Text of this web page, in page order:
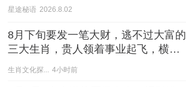
星途秘语 2026.8.02
8月下旬要发一笔大财，逃不过大富的
三大生肖，贵人领着事业起飞，横财
多多，连续旺三年！
生肖文化探... 4小时前